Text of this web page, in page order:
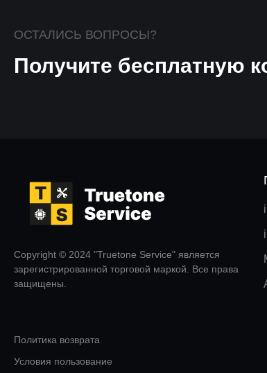
ОСТАЛИСЬ ВОПРОСЫ?
Получите бесплатную
Copyright © 2024 "Truetone Service" является
зарегистрированной торговой маркой. Все права
защищены.
Политика возврата
Условия пользование